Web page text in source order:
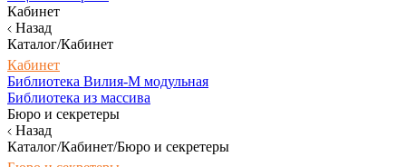
Кабинет
Назад
Каталог/Кабинет
Кабинет
Библиотека Вилия-М модульная
Библиотека из массива
Бюро и секретеры
Назад
Каталог/Кабинет/Бюро и секретеры